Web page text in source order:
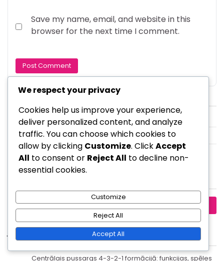
Save my name, email, and website in this
browser for the next time I comment.
Saites
Viss saturs
Kas mēs esam
Sazinieties
Meklēt
Search
for:
Jaunākās ziņas
Centrālais pussargs 4-3-2-1 formācijā: funkcijas, spēles
We respect your privacy
Cookies help us improve your experience,
deliver personalized content, and analyze
traffic. You can choose which cookies to
allow by clicking Customize. ClickAccept
All to consent or Reject All to decline non-
essential cookies.
Customize
Reject All
Accept All